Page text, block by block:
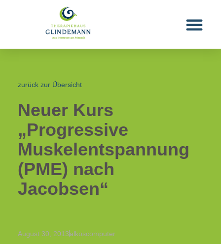
zurück zur Übersicht
Neuer Kurs
„Progressive
Muskelentspannung
(PME) nach
Jacobsen“
August 30, 2013alkoscomputer